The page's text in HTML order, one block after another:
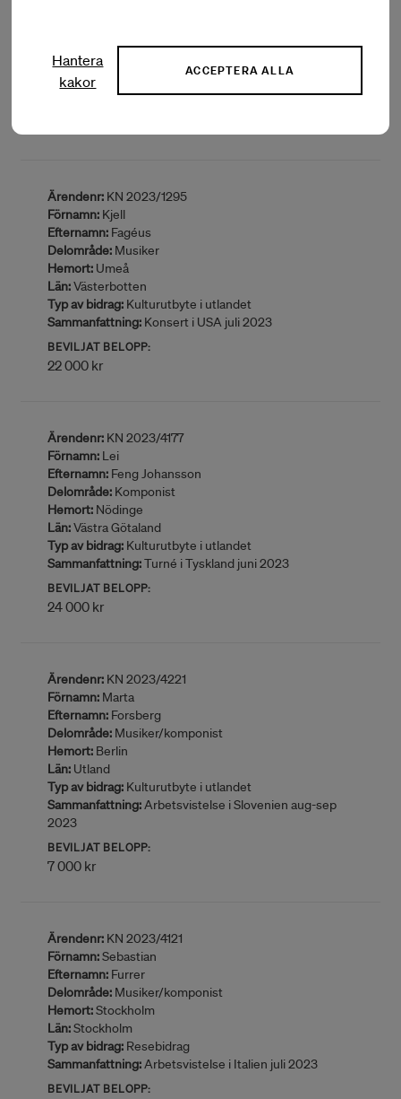
Stockholm
Typ av bidrag:
Kulturutbyte i utlandet
Sammanfattning:
Ärendenr: KN 2023/1295
Förnamn: Kjell
Efternamn: Fagéus
Delområde: Musiker
Hemort: Umeå
Län:Västerbotten
Typ av bidrag: Kulturutbyte i utlandet
Sammanfattning: Konsert i USA juli 2023
BEVILJAT BELOPP:
22 000 kr
Ärendenr: KN 2023/4177
Förnamn: Lei
Efternamn: Feng Johansson
Delområde: Komponist
Hemort: Nödinge
Län:Västra Götaland
Typ av bidrag: Kulturutbyte i utlandet
Sammanfattning:Turné i Tyskland juni 2023
BEVILJAT BELOPP:
24 000 kr
Ärendenr: KN 2023/4221
Förnamn: Marta
Efternamn: Forsberg
Delområde: Musiker/komponist
Hemort: Berlin
Län: Utland
Typ av bidrag: Kulturutbyte i utlandet
Sammanfattning:Arbetsvistelse i Slovenien aug-sep
2023
BEVILJAT BELOPP:
7 000 kr
Ärendenr: KN 2023/4121
Förnamn:Sebastian
Efternamn: Furrer
Delområde: Musiker/komponist
Hemort:Stockholm
Län:Stockholm
Typ av bidrag: Resebidrag
Sammanfattning:Arbetsvistelse i Italien juli 2023
BEVILJAT BELOPP:
Hantera
kakor
ACCEPTERA ALLA